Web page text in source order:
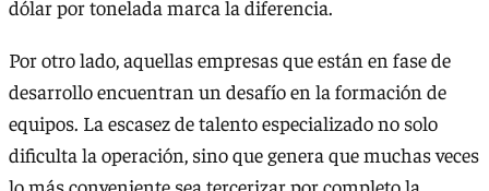
dólar por tonelada marca la diferencia.
Por otro lado, aquellas empresas que están en fase de
desarrollo encuentran un desafío en la formación de
equipos. La escasez de talento especializado no solo
dificulta la operación, sino que genera que muchas veces
lo más conveniente sea tercerizar por completo la